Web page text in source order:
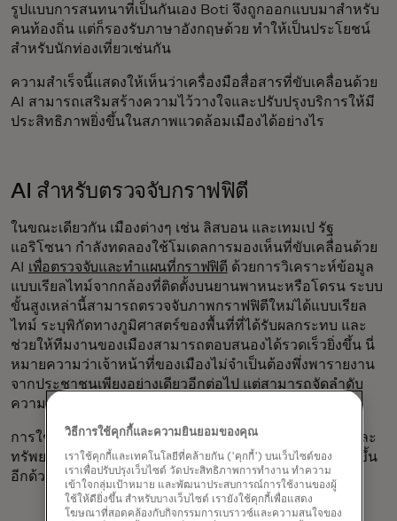
รูปแบบการสนทนาที่เป็นกันเอง Boti จึงถูกออกแบบมาสำหรับ
คนท้องถิ่น แต่ก็รองรับภาษาอังกฤษด้วย ทำให้เป็นประโยชน์
สำหรับนักท่องเที่ยวเช่นกัน
ความสำเร็จนี้แสดงให้เห็นว่าเครื่องมือสื่อสารที่ขับเคลื่อนด้วย
AI สามารถเสริมสร้างความไว้วางใจและปรับปรุงบริการให้มี
ประสิทธิภาพยิ่งขึ้นในสภาพแวดล้อมเมืองได้อย่างไร
AI สำหรับตรวจจับกราฟฟิตี
ในขณะเดียวกัน เมืองต่างๆ เช่น ลิสบอน และเทมเป รัฐ
แอริโซนา กำลังทดลองใช้โมเดลการมองเห็นที่ขับเคลื่อนด้วย
AI เพื่อตรวจจับและทำแผนที่กราฟฟิตีด้วยการวิเคราะห์ข้อมูล
แบบเรียลไทม์จากกล้องที่ติดตั้งบนยานพาหนะหรือโดรน ระบบ
ขั้นสูงเหล่านี้สามารถตรวจจับภาพกราฟฟิตีใหม่ได้แบบเรียล
ไทม์ ระบุพิกัดทางภูมิศาสตร์ของพื้นที่ที่ได้รับผลกระทบ และ
ช่วยให้ทีมงานของเมืองสามารถตอบสนองได้รวดเร็วยิ่งขึ้น นี่
หมายความว่าเจ้าหน้าที่ของเมืองไม่จำเป็นต้องพึ่งพารายงาน
จากประชาชนเพียงอย่างเดียวอีกต่อไป แต่สามารถจัดลำดับ
ความสำคัญของพื้นที่ต่างๆ โดยอาศัยข้อมูลเชิงลึกได้
การใช้ AI อย่างเชิงรุกเช่นนี้ ไม่เพียงแต่ช่วยประหยัดเวลาและ
ทรัพยากรเท่านั้น แต่ยังช่วยให้เมืองสะอาดและปลอดภัยยิ่งขึ้น
อีกด้วย
วิธีการใช้คุกกี้และความยินยอมของคุณ
เราใช้คุกกี้และเทคโนโลยีที่คล้ายกัน ('คุกกี้') บนเว็บไซต์ของ
เราเพื่อปรับปรุงเว็บไซต์ วัดประสิทธิภาพการทำงาน ทำความ
เข้าใจกลุ่มเป้าหมาย และพัฒนาประสบการณ์การใช้งานของผู้
ใช้ให้ดียิ่งขึ้น สำหรับบางเว็บไซต์ เรายังใช้คุกกี้เพื่อแสดง
โฆษณาที่สอดคล้องกับกิจกรรมการเบราวซ์และความสนใจของ